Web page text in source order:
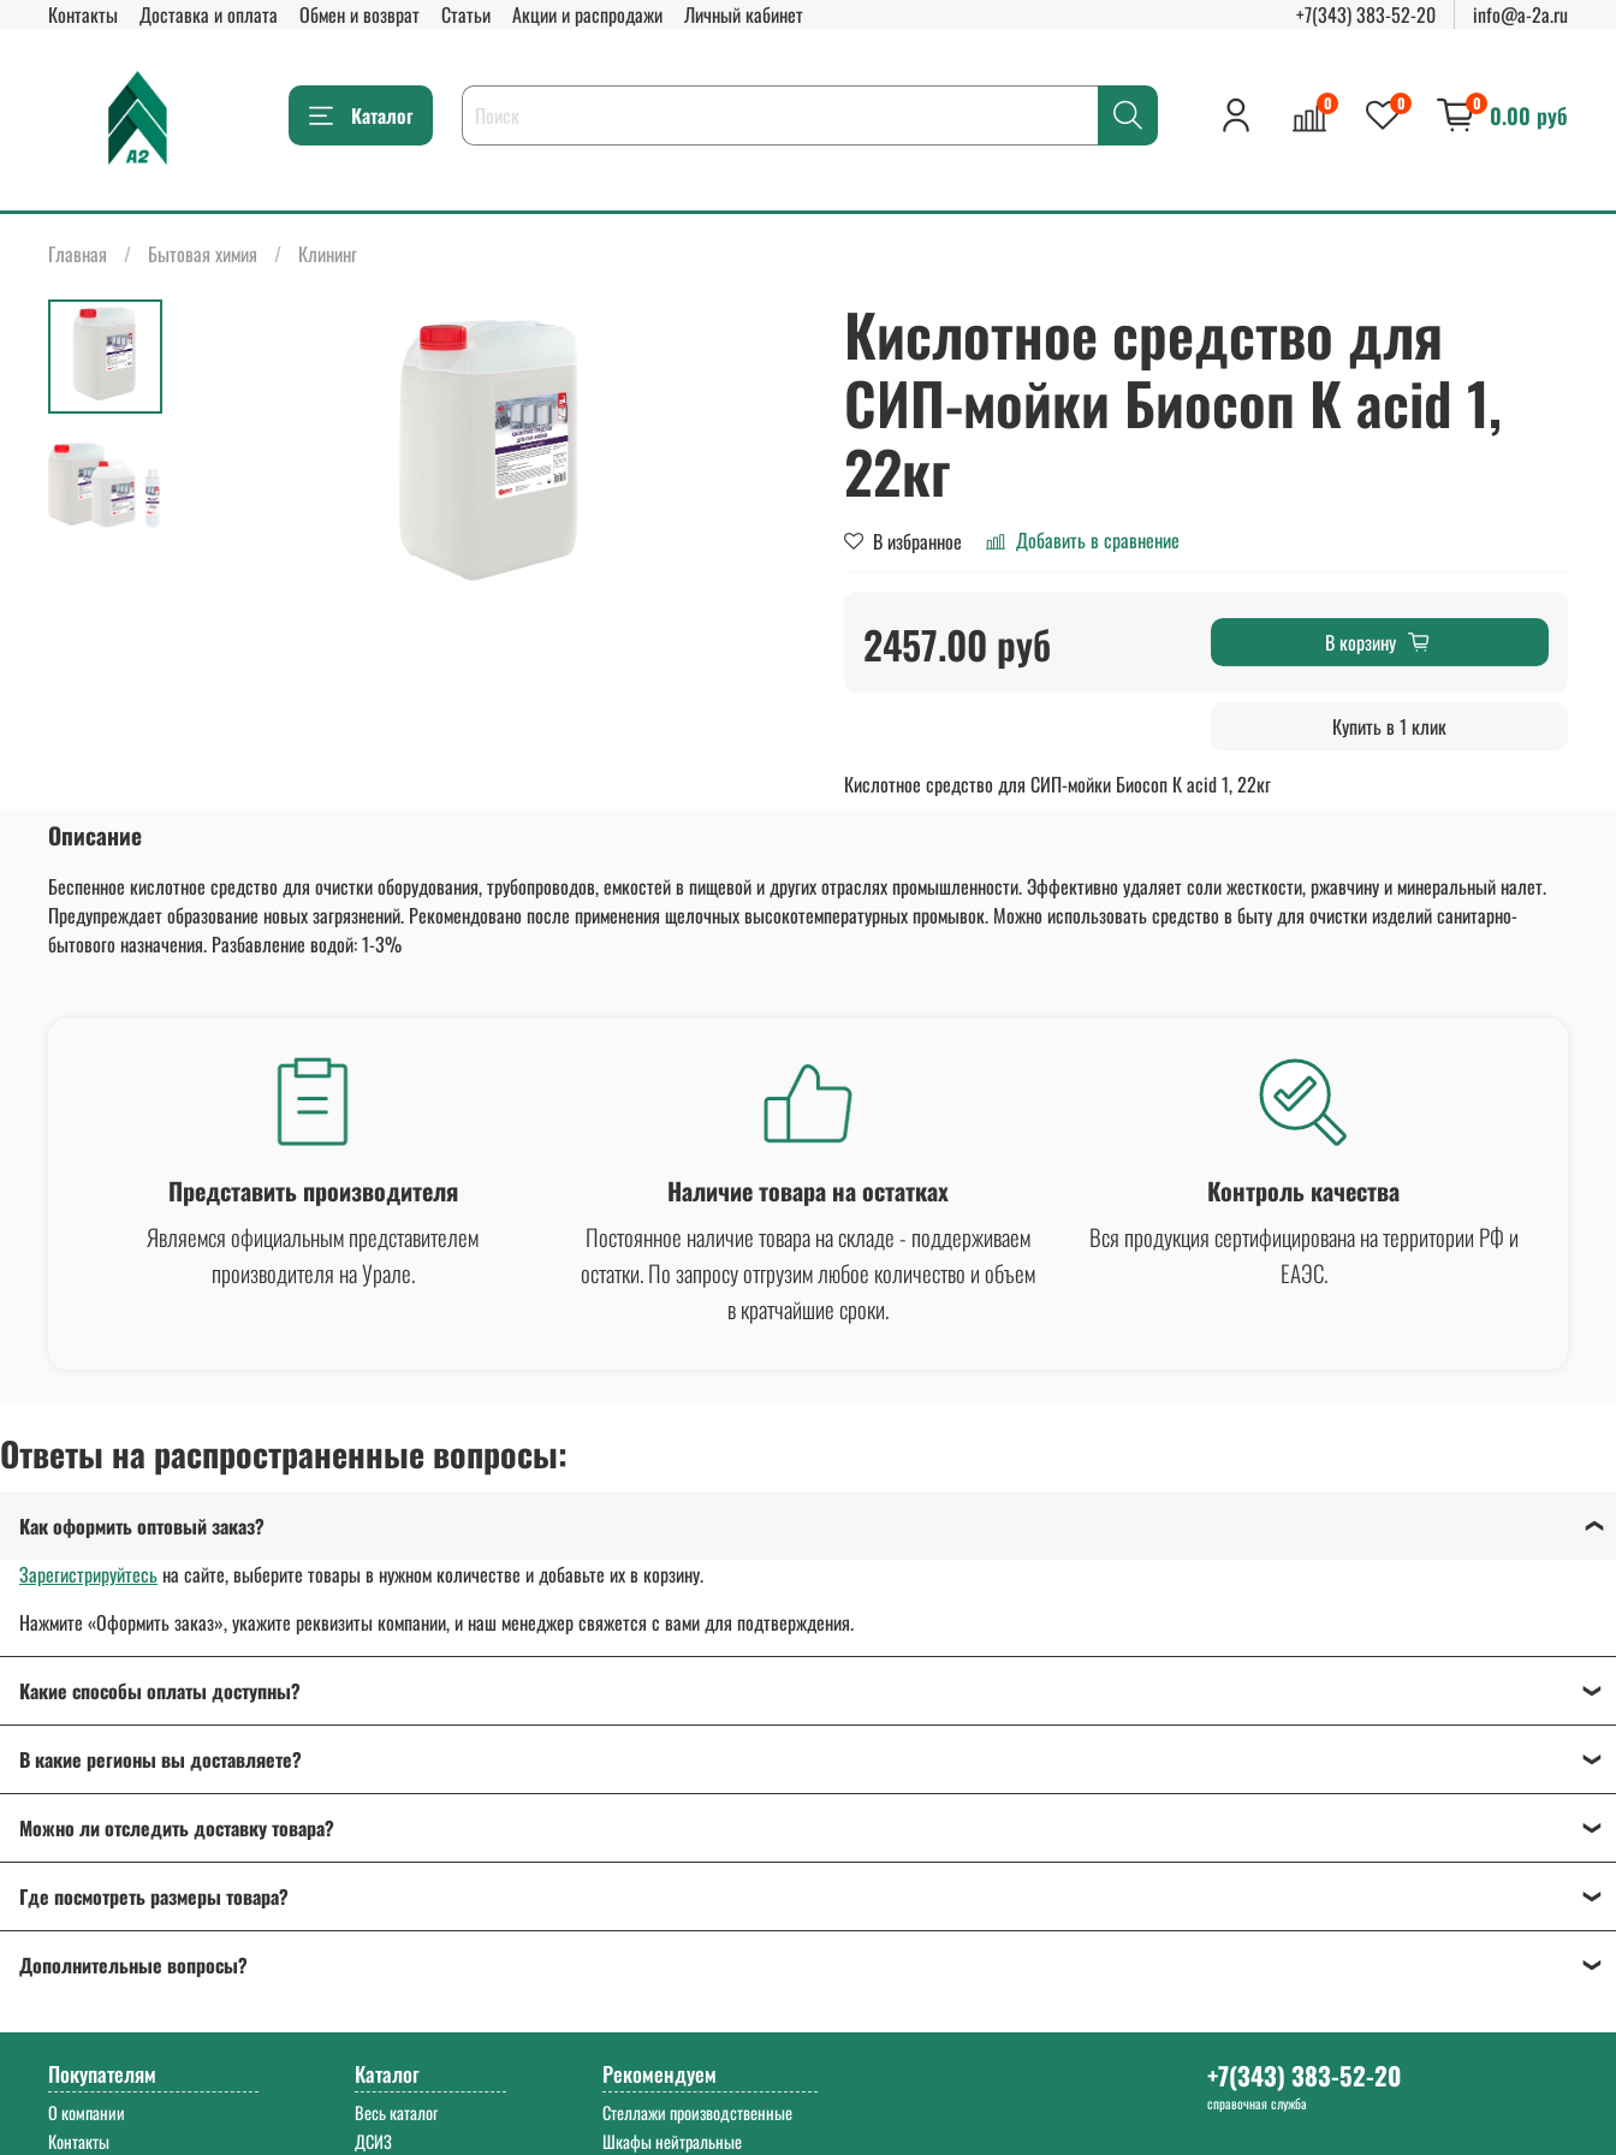
Контакты Доставка и оплата Обмен и возврат Статьи Акции и распродажи Личный кабинет +7(343) 383-52-20 info@a-2a.ru
Каталог 0 0 0 0.00 руб
Главная Бытовая химия Клининг
Кислотное средство для
СИП-мойки Биосоп К acid 1,
22кг
В избранное Добавить в сравнение
2457.00 руб В корзину
Купить в 1 клик
Кислотное средство для СИП-мойки Биосоп К acid 1, 22кг
Описание
Беспенное кислотное средство для очистки оборудования, трубопроводов, емкостей в пищевой и других отраслях промышленности. Эффективно удаляет соли жесткости, ржавчину и минеральный налет.
Предупреждает образование новых загрязнений. Рекомендовано после применения щелочных высокотемпературных промывок. Можно использовать средство в быту для очистки изделий санитарно-
бытового назначения. Разбавление водой: 1-3%
Представить производителя
Являемся официальным представителем
производителя на Урале.
Наличие товара на остатках
Постоянное наличие товара на складе - поддерживаем
остатки. По запросу отгрузим любое количество и объем
в кратчайшие сроки.
Контроль качества
Вся продукция сертифицирована на территории РФ и
ЕАЭС.
Ответы на распространенные вопросы:
Как оформить оптовый заказ?
Зарегистрируйтесьна сайте, выберите товары в нужном количестве и добавьте их в корзину.
Нажмите «Оформить заказ», укажите реквизиты компании, и наш менеджер свяжется с вами для подтверждения.
Какие способы оплаты доступны?
Для государственных и муниципальных заказчиков возможна поставка товара с отсрочкой платежа до 30 дней.
Подробнее об оплате
В какие регионы вы доставляете?
Подробнее о доставке
Можно ли отследить доставку товара?
Где посмотреть размеры товара?
Дополнительные вопросы?
Покупателям
О компании
Контакты
Каталог
Весь каталог
ДСИЗ
Рекомендуем
Стеллажи производственные
Шкафы нейтральные
+7(343) 383-52-20
справочная служба